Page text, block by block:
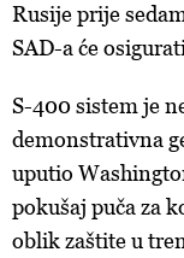
Rusije prije
SAD-a će
S-400 sistem je
demonstrativna
uputio
pokušaj puča za
oblik zaštite u